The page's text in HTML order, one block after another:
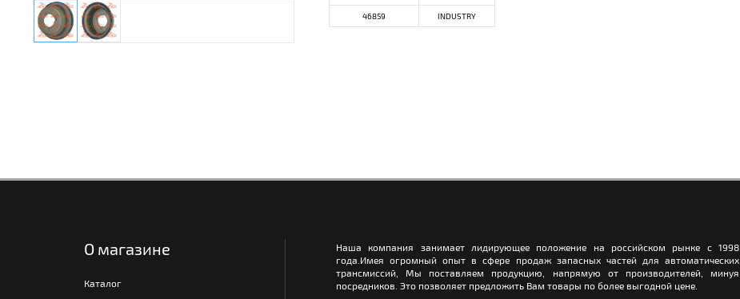
46859 INDUSTRY
О магазине
Каталог
Наша компания занимает лидирующее положение на российском рынке с 1998
года.Имея огромный опыт в сфере продаж запасных частей для автоматических
трансмиссий, Мы поставляем продукцию, напрямую от производителей, минуя
посредников. Это позволяет предложить Вам товары по более выгодной цене.